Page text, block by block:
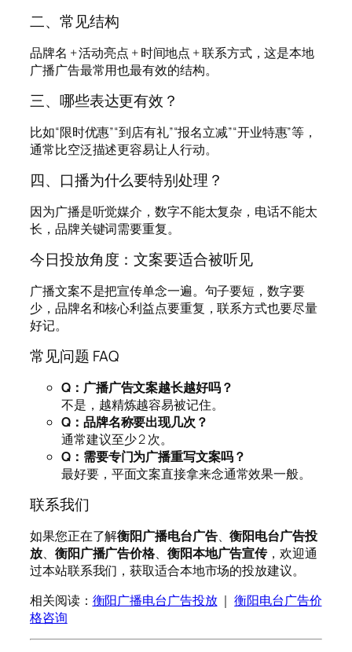
二、常见结构
品牌名 + 活动亮点 + 时间地点 + 联系方式，这是本地
广播广告最常用也最有效的结构。
三、哪些表达更有效？
比如“限时优惠”“到店有礼”“报名立减”“开业特惠”等，
通常比空泛描述更容易让人行动。
四、口播为什么要特别处理？
因为广播是听觉媒介，数字不能太复杂，电话不能太
长，品牌关键词需要重复。
今日投放角度：文案要适合被听见
广播文案不是把宣传单念一遍。句子要短，数字要
少，品牌名和核心利益点要重复，联系方式也要尽量
好记。
常见问题 FAQ
Q：广播广告文案越长越好吗？
不是，越精炼越容易被记住。
Q：品牌名称要出现几次？
通常建议至少 2 次。
Q：需要专门为广播重写文案吗？
最好要，平面文案直接拿来念通常效果一般。
联系我们
如果您正在了解衡阳广播电台广告、衡阳电台广告投
放、 衡阳广播广告价格、 衡阳本地广告宣传，欢迎通
过本站联系我们，获取适合本地市场的投放建议。
相关阅读： 衡阳广播电台广告投放｜衡阳电台广告价
格咨询